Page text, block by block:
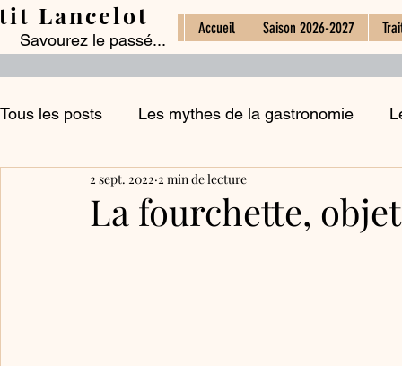
Lancelot
Savourez le passé...
Accueil Saison 2026-2027
Tous les posts Les mythes de la gastronomie
Le commerce alimentaire
La fourchette,
2 sept. 2022 2 min de lecture